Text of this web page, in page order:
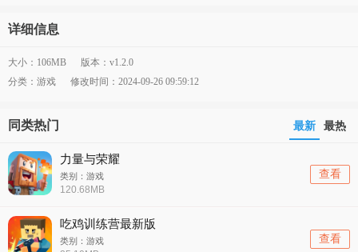
详细信息
大小：106MB
版本：v1.2.0
分类：游戏
修改时间：2024-09-26 09:59:12
同类热门 最新 最热
力量与荣耀
类别：游戏
120.68MB
查看
吃鸡训练营最新版
类别：游戏 查看